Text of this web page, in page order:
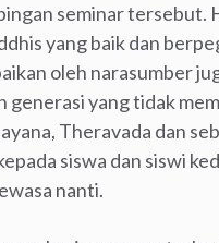
seminar tersebut.
yang baik dan
oleh narasumber
generasi yang tidak
Theravada dan
siswa dan siswi
nanti.